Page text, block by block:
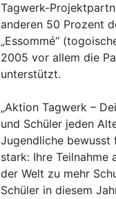
Tagwerk-
anderen 50 Prozent
„Essommé“
2005 vor allem die
unterstützt.
„Aktion Tagwerk –
und Schüler jeden
Jugendliche bewusst
stark: Ihre Teilnahme
der Welt zu mehr
Schüler in diesem